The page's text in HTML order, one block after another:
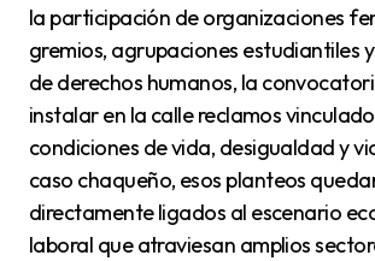
la participación de organizaciones
gremios, agrupaciones estudiantiles
de derechos humanos, la
instalar en la calle reclamos
condiciones de vida, desigualdad y
caso chaqueño, esos planteos
directamente ligados al escenario
laboral que atraviesan amplios